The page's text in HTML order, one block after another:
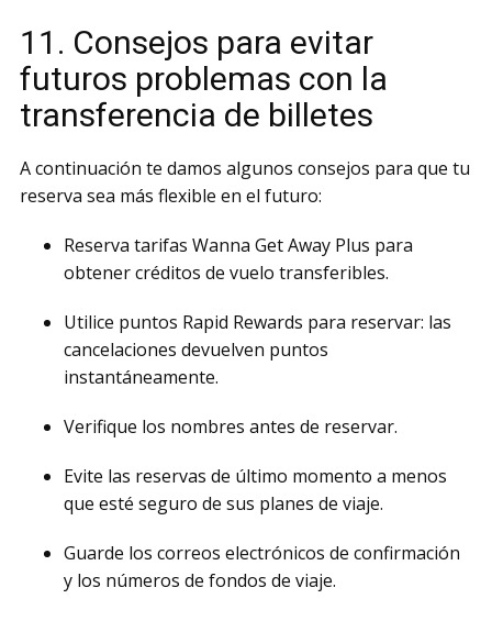
11. Consejos para evitar
futuros problemas con la
transferencia de billetes
A continuación te damos algunos consejos para que tu
reserva sea más flexible en el futuro:
Reserva tarifas Wanna Get Away Plus para
obtener créditos de vuelo transferibles.
Utilice puntos Rapid Rewards para reservar: las
cancelaciones devuelven puntos
instantáneamente.
Verifique los nombres antes de reservar.
Evite las reservas de último momento a menos
que esté seguro de sus planes de viaje.
Guarde los correos electrónicos de confirmación
y los números de fondos de viaje.